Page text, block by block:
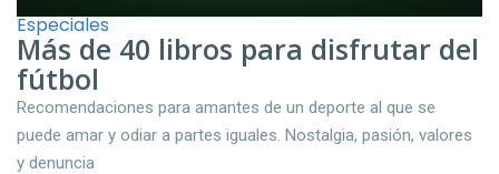
Especiales
Más de 40 libros para disfrutar del
fútbol
Recomendaciones para amantes de un deporte al que se
puede amar y odiar a partes iguales. Nostalgia, pasión, valores
y denuncia